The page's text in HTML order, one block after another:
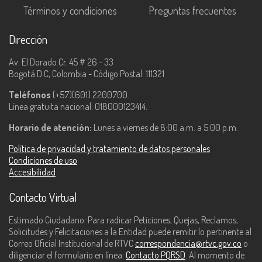
Términos y condiciones
Preguntas frecuentes
Dirección
Av. El Dorado Cr. 45 # 26 - 33
Bogotá D.C, Colombia - Código Postal: 111321
Teléfonos (+57)(601) 2200700.
Línea gratuita nacional: 018000123414.
Horario de atención: Lunes a viernes de 8:00 a.m. a 5:00 p.m.
Política de privacidad y tratamiento de datos personales
Condiciones de uso
Accesibilidad
Contacto Virtual
Estimado Ciudadano: Para radicar Peticiones, Quejas, Reclamos,
Solicitudes y Felicitaciones a la Entidad puede remitir lo pertinente al
Correo Oficial Institucional de RTVC correspondencia@rtvc.gov.co o
diligenciar el formulario en línea: Contacto PQRSD. Al momento de